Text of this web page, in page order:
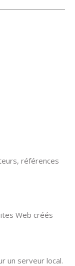
références
Web créés
un serveur local.